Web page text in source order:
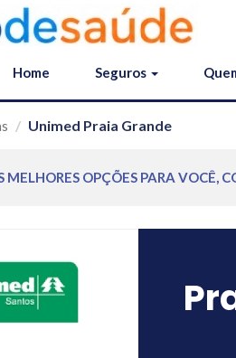
Home Seguros
Unimed Praia Grande
MELHORES OPÇÕES PARA VOCÊ,